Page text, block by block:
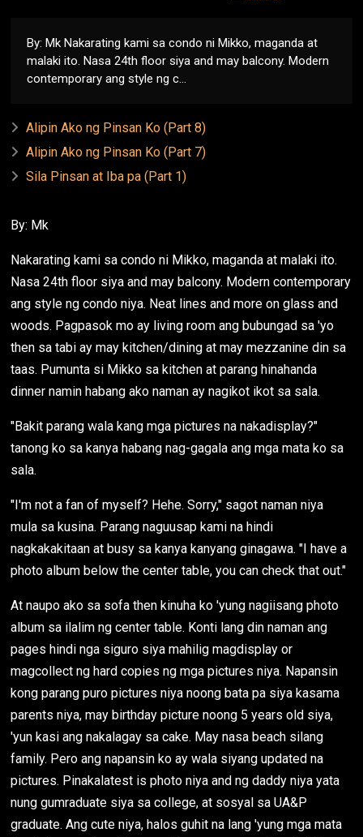
By: Mk Nakarating kami sa condo ni Mikko, maganda at
malaki ito. Nasa 24th floor siya and may balcony. Modern
contemporary ang style ng c...
Alipin Ako ng Pinsan Ko (Part 8)
Alipin Ako ng Pinsan Ko (Part 7)
Sila Pinsan at Iba pa (Part 1)
By: Mk
Nakarating kami sa condo ni Mikko, maganda at malaki ito.
Nasa 24th floor siya and may balcony. Modern contemporary
ang style ng condo niya. Neat lines and more on glass and
woods. Pagpasok mo ay living room ang bubungad sa 'yo
then sa tabi ay may kitchen/dining at may mezzanine din sa
taas. Pumunta si Mikko sa kitchen at parang hinahanda
dinner namin habang ako naman ay nagikot ikot sa sala.
"Bakit parang wala kang mga pictures na nakadisplay?"
tanong ko sa kanya habang nag-gagala ang mga mata ko sa
sala.
"I'm not a fan of myself? Hehe. Sorry," sagot naman niya
mula sa kusina. Parang naguusap kami na hindi
nagkakakitaan at busy sa kanya kanyang ginagawa. "I have a
photo album below the center table, you can check that out."
At naupo ako sa sofa then kinuha ko 'yung nagiisang photo
album sa ilalim ng center table. Konti lang din naman ang
pages hindi nga siguro siya mahilig magdisplay or
magcollect ng hard copies ng mga pictures niya. Napansin
kong parang puro pictures niya noong bata pa siya kasama
parents niya, may birthday picture noong 5 years old siya,
'yun kasi ang nakalagay sa cake. May nasa beach silang
family. Pero ang napansin ko ay wala siyang updated na
pictures. Pinakalatest is photo niya and ng daddy niya yata
nung gumraduate siya sa college, at sosyal sa UA&P
graduate. Ang cute niya, halos guhit na lang 'yung mga mata